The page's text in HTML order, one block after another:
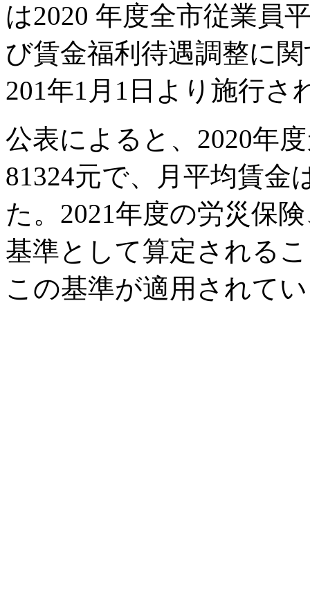
は2020 年度全市従業員
び賃金福利待遇調整に
201年1月1日より施行さ
公表によると、2020年
81324元で、月平均賃金
た。2021年度の労災保
基準として算定される
この基準が適用されて